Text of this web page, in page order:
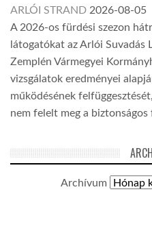
ARLÓI STRAND 2026-08-05
A 2026-os fürdési szezon
látogatókat az Arlói Suvadás
Zemplén Vármegyei
vizsgálatok eredményei
működésének
nem felelt meg a
Archívum